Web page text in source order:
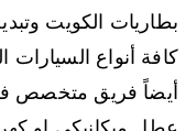
بطاريات الكويت
كافة أنواع السيارات
أيضاً فريق متخصص